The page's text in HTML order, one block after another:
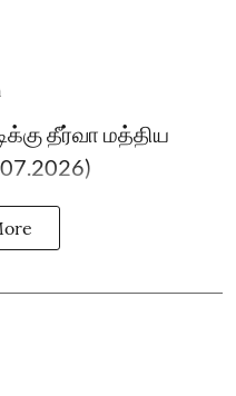
தீர்வா மத்திய